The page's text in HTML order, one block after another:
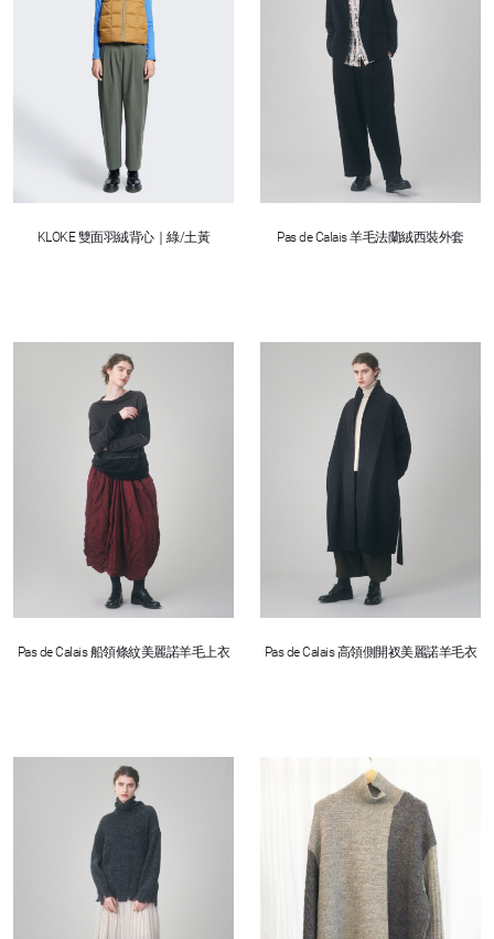
KLOKE 雙面羽絨背心｜綠/土黃 Pas de Calais 羊毛法蘭絨西裝外套
Pas de Calais 船領條紋美麗諾羊毛上衣 Pas de Calais 高領側開衩美麗諾羊毛衣